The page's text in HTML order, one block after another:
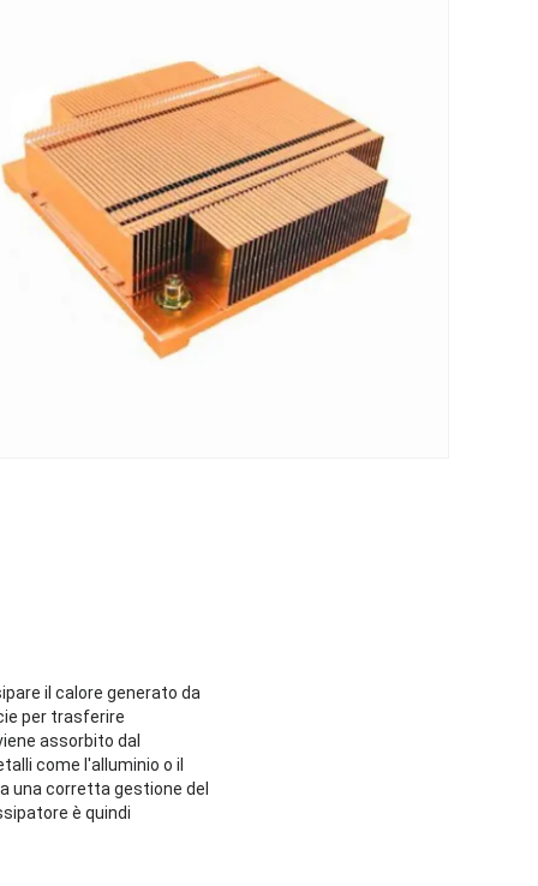
il calore generato da
per trasferire
assorbito dal
come l'alluminio o il
una corretta gestione del
è quindi